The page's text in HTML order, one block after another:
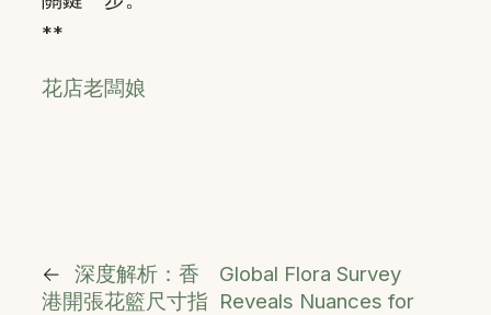
**
花店老闆娘
←
深度解析：香
港開張花籃尺寸指
Global Flora Survey
Reveals Nuances for